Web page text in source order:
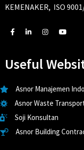
KEMENAKER, ISO
Useful
Asnor Manajemen
Asnor Waste
Soji Konsultan
Asnor Building